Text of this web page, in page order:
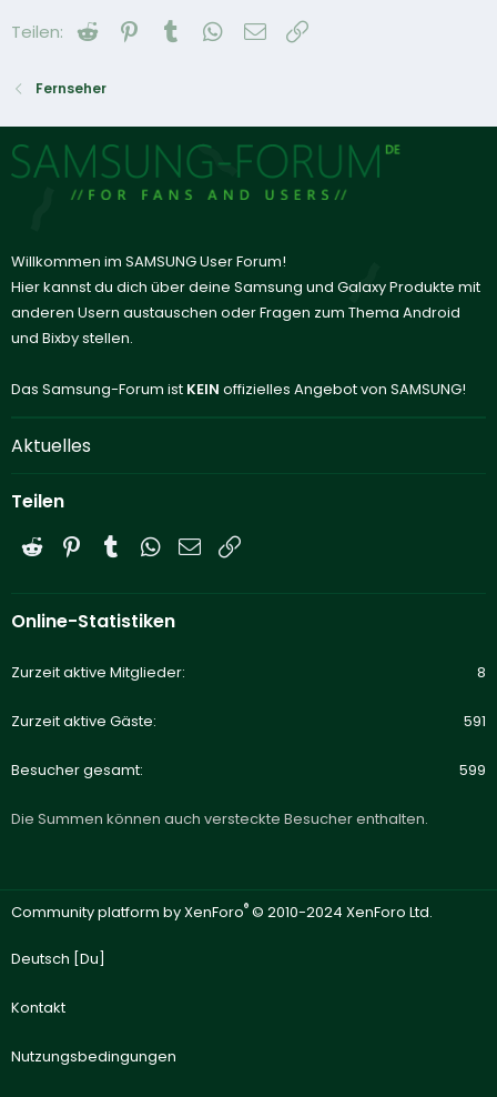
Teilen: Reddit Pinterest
Tumblr WhatsApp
E-Mail
Fernseher
Willkommen im SAMSUNG User Forum!
Hier kannst du dich über deine Samsung und Galaxy Produkte mit
anderen Usern austauschen oder Fragen zum Thema Android
und Bixby stellen.
Das Samsung-Forum ist KEIN offizielles Angebot von SAMSUNG!
Aktuelles
Teilen
Reddit PinterestTumblrWhatsApp
E-Mail
Online-Statistiken
Zurzeit aktive Mitglieder 8
Zurzeit aktive Gäste 591
Besucher gesamt 599
Die Summen können auch versteckte Besucher enthalten.
Community platform by XenForo® © 2010-2024 XenForo Ltd.
Deutsch [Du]
Kontakt
Nutzungsbedingungen